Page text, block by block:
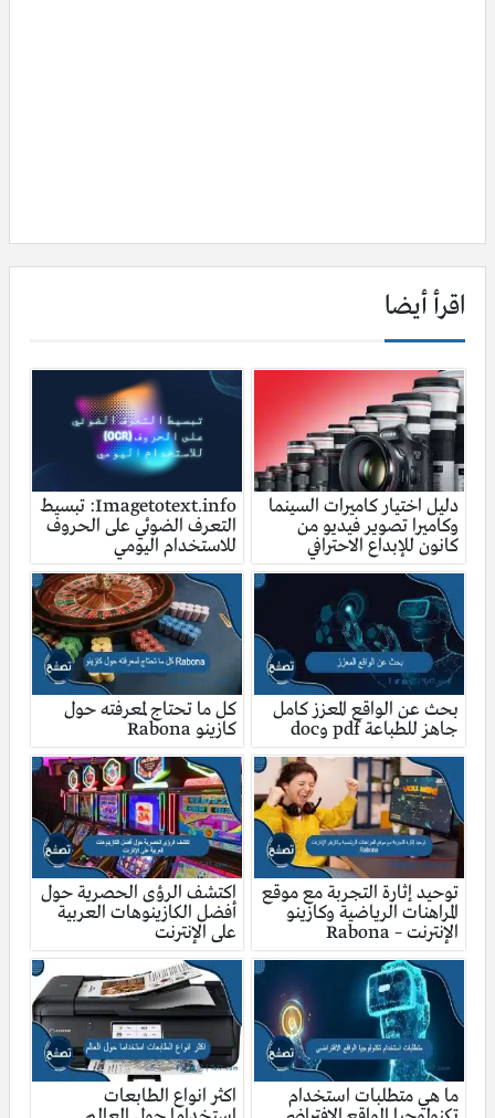
اقرأ أيضا
دليل اختيار كاميرات السينما
وكاميرا تصوير فيديو من
كانون للإبداع الاحترافي
Imagetotext.info: تبسيط
التعرف الضوئي على الحروف
للاستخدام اليومي
بحث عن الواقع المعزز كامل
جاهز للطباعة pdf وdoc
كل ما تحتاج لمعرفته حول
كازينو Rabona
توحيد إثارة التجربة مع موقع
المراهنات الرياضية وكازينو
الإنترنت – Rabona
اكتشف الرؤى الحصرية حول
أفضل الكازينوهات العربية
على الإنترنت
ما هي متطلبات استخدام
اكثر انواع الطابعات